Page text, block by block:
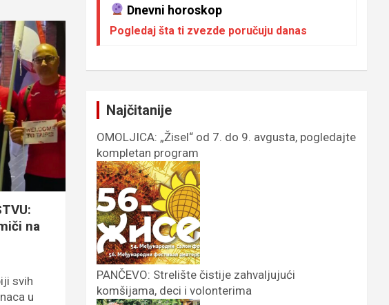
na
svih
u
Dnevni horoskop
Pogledaj šta ti zvezde poručuju danas
Najčitanije
OMOLJICA: „Žisel“ od 7. do 9. avgusta, pogledajte
kompletan program
PANČEVO: Strelište čistije zahvaljujući
komšijama, deci i volonterima